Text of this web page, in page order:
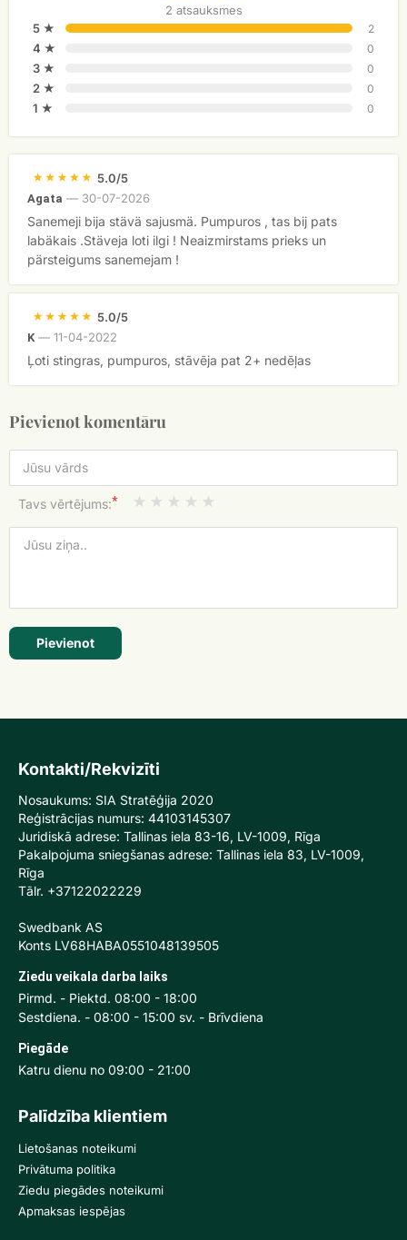
2 atsauksmes
5 ★
2
4 ★ 0
3 ★ 0
2 ★ 0
1 ★ 0
5.0/5
Agata — 30-07-2026
Sanemeji bija stävä sajusmä. Pumpuros , tas bij pats
labäkais .Stäveja loti ilgi ! Neaizmirstams prieks un
pärsteigums sanemejam !
5.0/5
K — 11-04-2022
Ļoti stingras, pumpuros, stāvēja pat 2+ nedēļas
Pievienot komentāru
Tavs vērtējums:*
Pievienot
Kontakti/Rekvizīti
Nosaukums: SIA Stratēģija 2020
Reģistrācijas numurs: 44103145307
Juridiskā adrese: Tallinas iela 83-16, LV-1009, Rīga
Pakalpojuma sniegšanas adrese: Tallinas iela 83, LV-1009,
Rīga
Tālr. +37122022229
Swedbank AS
Konts LV68HABA0551048139505
Ziedu veikala darba laiks
Pirmd. - Piektd. 08:00 - 18:00
Sestdiena. - 08:00 - 15:00 sv. - Brīvdiena
Piegāde
Katru dienu no 09:00 - 21:00
Palīdzība klientiem
Lietošanas noteikumi
Privātuma politika
Ziedu piegādes noteikumi
Apmaksas iespējas